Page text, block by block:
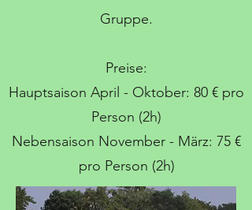
Gruppe.
Preise:
Hauptsaison April - Oktober: 80 € pro
Person (2h)
Nebensaison November - März: 75 €
pro Person (2h)